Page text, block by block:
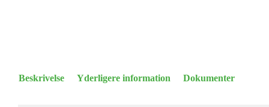
Beskrivelse Yderligere information Dokumenter